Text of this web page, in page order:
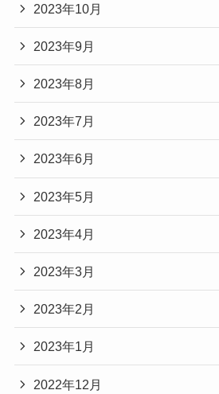
2023年10月
2023年9月
2023年8月
2023年7月
2023年6月
2023年5月
2023年4月
2023年3月
2023年2月
2023年1月
2022年12月